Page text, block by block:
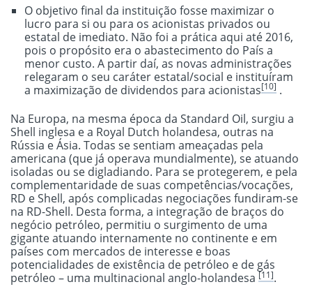
O objetivo final da instituição fosse maximizar o
lucro para si ou para os acionistas privados ou
estatal de imediato. Não foi a prática aqui até 2016,
pois o propósito era o abastecimento do País a
menor custo. A partir daí, as novas administrações
relegaram o seu caráter estatal/social e instituíram
a maximização de dividendos para acionistas[10] .
Na Europa, na mesma época da Standard Oil, surgiu a
Shell inglesa e a Royal Dutch holandesa, outras na
Rússia e Ásia. Todas se sentiam ameaçadas pela
americana (que já operava mundialmente), se atuando
isoladas ou se digladiando. Para se protegerem, e pela
complementaridade de suas competências/vocações,
RD e Shell, após complicadas negociações fundiram-se
na RD-Shell. Desta forma, a integração de braços do
negócio petróleo, permitiu o surgimento de uma
gigante atuando internamente no continente e em
países com mercados de interesse e boas
potencialidades de existência de petróleo e de gás
petróleo – uma multinacional anglo-holandesa [11].